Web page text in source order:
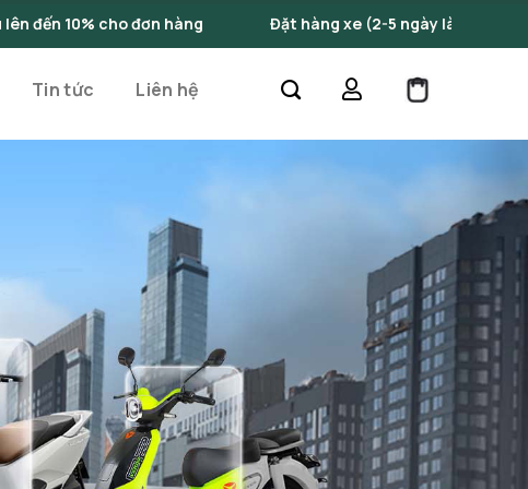
Đặt hàng xe (2-5 ngày làm việc) Những mẫu xe
Tin tức Liên hệ